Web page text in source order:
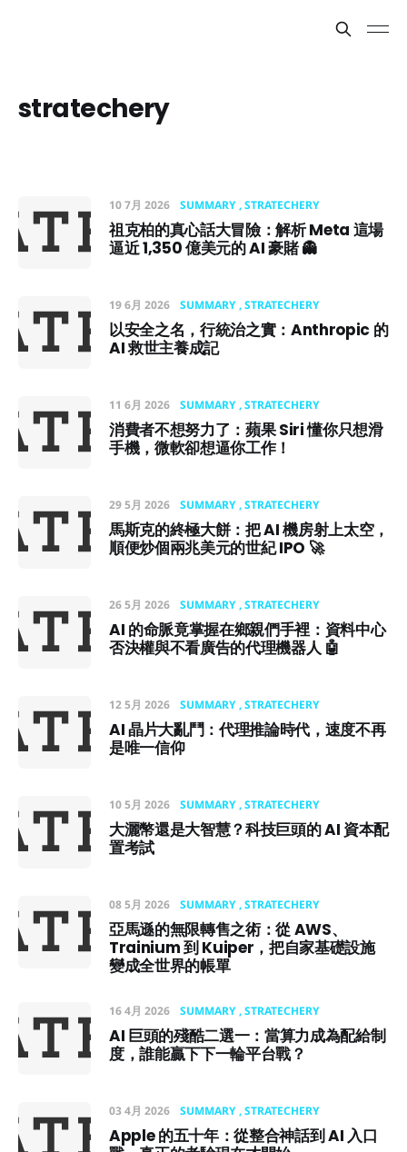
stratechery
10 7月 2026 SUMMARY STRATECHERY
祖克柏的真心話大冒險：解析 Meta 這場
逼近 1,350 億美元的 AI 豪賭 👻
19 6月 2026 SUMMARY STRATECHERY
以安全之名，行統治之實：Anthropic 的
AI 救世主養成記
11 6月 2026 SUMMARY STRATECHERY
消費者不想努力了：蘋果 Siri 懂你只想滑
手機，微軟卻想逼你工作！
29 5月 2026 SUMMARY STRATECHERY
馬斯克的終極大餅：把 AI 機房射上太空，
順便炒個兩兆美元的世紀 IPO 🚀
26 5月 2026 SUMMARY STRATECHERY
AI 的命脈竟掌握在鄉親們手裡：資料中心
否決權與不看廣告的代理機器人 🤖
12 5月 2026 SUMMARY STRATECHERY
AI 晶片大亂鬥：代理推論時代，速度不再
是唯一信仰
10 5月 2026 SUMMARY STRATECHERY
大灑幣還是大智慧？科技巨頭的 AI 資本配
置考試
08 5月 2026 SUMMARY STRATECHERY
亞馬遜的無限轉售之術：從 AWS、
Trainium 到 Kuiper，把自家基礎設施
變成全世界的帳單
16 4月 2026 SUMMARY STRATECHERY
AI 巨頭的殘酷二選一：當算力成為配給制
度，誰能贏下下一輪平台戰？
03 4月 2026 SUMMARY STRATECHERY
Apple 的五十年：從整合神話到 AI 入口